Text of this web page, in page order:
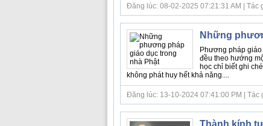
Đăng lúc: 08-02-2025 07:21:31 AM | Tác
Những
Phương pháp
đều theo hướng
học chỉ biết ghi
không phát huy hết khả năng....
Đăng lúc: 13-10-2024 07:41:00 PM |
Thành kính